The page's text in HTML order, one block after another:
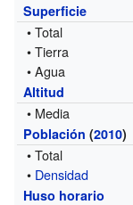
Superficie
• Total
• Tierra
• Agua
Altitud
• Media
Población (2010)
• Total
• Densidad
Huso horario